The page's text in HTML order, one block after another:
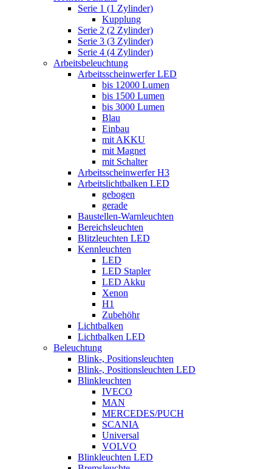
Serie 1 (1 Zylinder)
Kupplung
Serie 2 (2 Zylinder)
Serie 3 (3 Zylinder)
Serie 4 (4 Zylinder)
Arbeitsbeleuchtung
Arbeitsscheinwerfer LED
bis 12000 Lumen
bis 1500 Lumen
bis 3000 Lumen
Blau
Einbau
mit AKKU
mit Magnet
mit Schalter
Arbeitsscheinwerfer H3
Arbeitslichtbalken LED
gebogen
gerade
Baustellen-Warnleuchten
Bereichsleuchten
Blitzleuchten LED
Kennleuchten
LED
LED Stapler
LED Akku
Xenon
H1
Zubehöhr
Lichtbalken
Lichtbalken LED
Beleuchtung
Blink-, Positionsleuchten
Blink-, Positionsleuchten LED
Blinkleuchten
IVECO
MAN
MERCEDES/PUCH
SCANIA
Universal
VOLVO
Blinkleuchten LED